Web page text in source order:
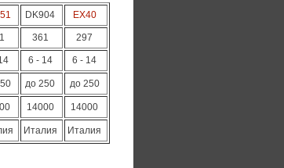
DK904 EX40
361 297
6 - 14 6 - 14
до 250 до 250
14000 14000
Италия Италия